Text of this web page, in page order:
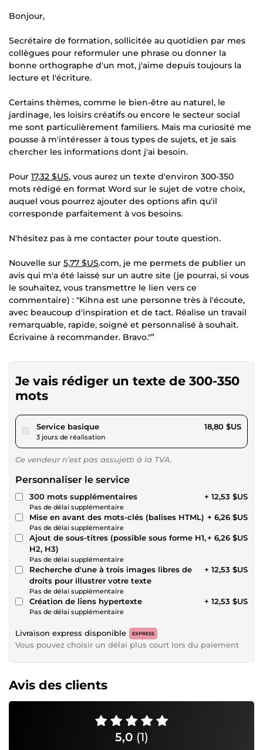
Bonjour,
Secrétaire de formation, sollicitée au quotidien par mes
collègues pour reformuler une phrase ou donner la
bonne orthographe d'un mot, j'aime depuis toujours la
lecture et l'écriture.
Certains thèmes, comme le bien-être au naturel, le
jardinage, les loisirs créatifs ou encore le secteur social
me sont particulièrement familiers. Mais ma curiosité me
pousse à m'intéresser à tous types de sujets, et je sais
chercher les informations dont j'ai besoin.
Pour 17,32 $US, vous aurez un texte d'environ 300-350
mots rédigé en format Word sur le sujet de votre choix,
auquel vous pourrez ajouter des options afin qu'il
corresponde parfaitement à vos besoins.
N'hésitez pas à me contacter pour toute question.
Nouvelle sur 5,77 $US.com, je me permets de publier un
avis qui m'a été laissé sur un autre site (je pourrai, si vous
le souhaitez, vous transmettre le lien vers ce
commentaire) : "Kihna est une personne très à l'écoute,
avec beaucoup d'inspiration et de tact. Réalise un travail
remarquable, rapide, soigné et personnalisé à souhait.
Écrivaine à recommander. Bravo."”
Je vais rédiger un texte de 300-350
mots
Service basiquepour 17,32 $US
3 jours de réalisation
18,80 $US
Ce vendeur n’est pas assujetti à la TVA.
Personnaliser le service
300 mots supplémentaires
Pas de délai supplémentaire
+ 12,53 $US
Mise en avant des mots-clés (balises HTML)
Pas de délai supplémentaire
+ 6,26 $US
Ajout de sous-titres (possible sous forme H1,
H2, H3)
Pas de délai supplémentaire
+ 6,26 $US
Recherche d'une à trois images libres de
droits pour illustrer votre texte
Pas de délai supplémentaire
+ 12,53 $US
Création de liens hypertexte
Pas de délai supplémentaire
+ 12,53 $US
Livraison express disponible EXPRESS
Vous pouvez choisir un délai plus court lors du paiement
Avis des clients
5,0 (1)